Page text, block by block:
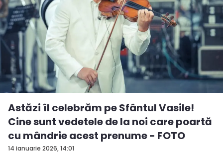
14 ianuarie 2026, 14:01
Astăzi îl celebrăm pe Sfântul Vasile!
Cine sunt vedetele de la noi care poartă
cu mândrie acest prenume - FOTO